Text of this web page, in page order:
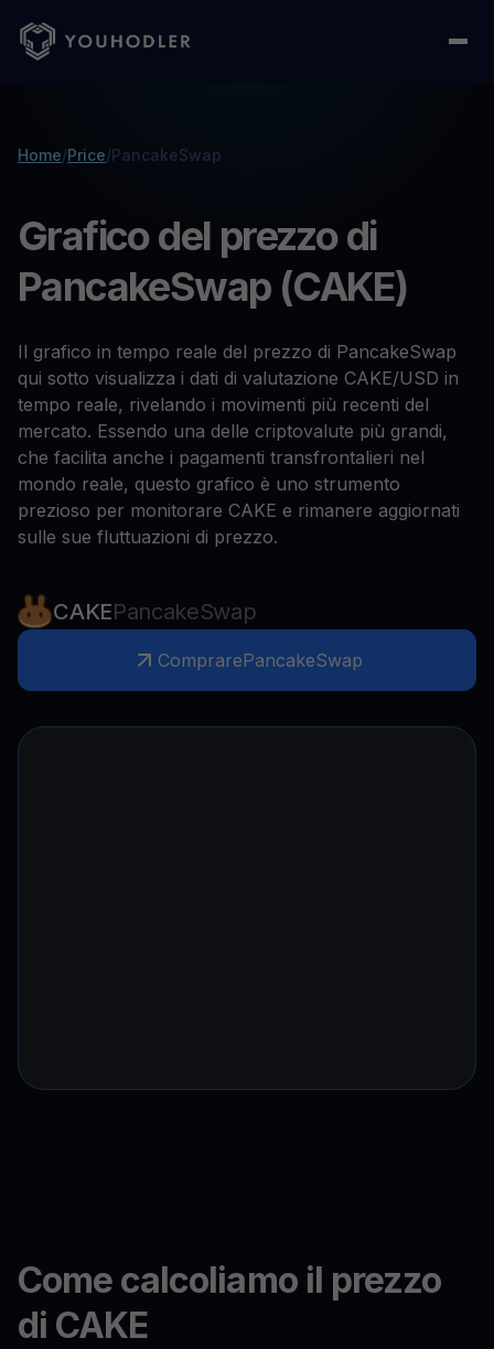
Home/Price/PancakeSwap
Grafico del prezzo di
PancakeSwap (CAKE)
Il grafico in tempo reale del prezzo di PancakeSwap
qui sotto visualizza i dati di valutazione CAKE/USD in
tempo reale, rivelando i movimenti più recenti del
mercato. Essendo una delle criptovalute più grandi,
che facilita anche i pagamenti transfrontalieri nel
mondo reale, questo grafico è uno strumento
prezioso per monitorare CAKE e rimanere aggiornati
sulle sue fluttuazioni di prezzo.
CAKEPancakeSwap
ComprarePancakeSwap
Come calcoliamo il prezzo
di CAKE